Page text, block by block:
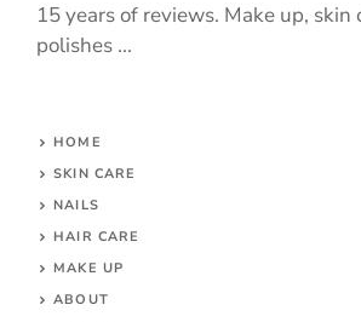
15 years of reviews. Make up, skin
polishes ...
HOME
SKIN CARE
NAILS
HAIR CARE
MAKE UP
ABOUT